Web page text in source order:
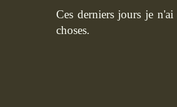
Ces derniers jours je
choses.